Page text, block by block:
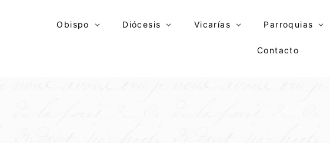
Obispo Diócesis Vicarías Parroquias
Contacto